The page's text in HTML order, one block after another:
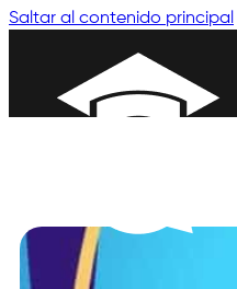
Saltar al contenido principal